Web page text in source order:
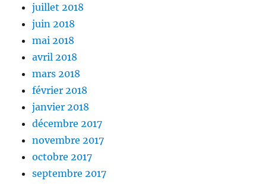
juillet 2018
juin 2018
mai 2018
avril 2018
mars 2018
février 2018
janvier 2018
décembre 2017
novembre 2017
octobre 2017
septembre 2017